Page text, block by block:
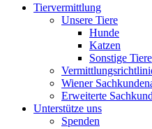
Tiervermittlung
Unsere Tiere
Hunde
Katzen
Sonstige Tiere
Wiener
Erweiterte
Unterstütze uns
Spenden